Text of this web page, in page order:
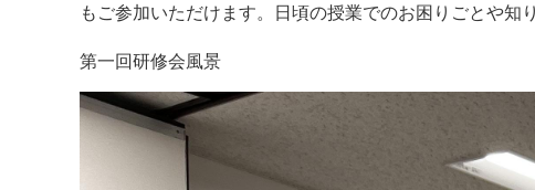
もご参加いただけます。日頃の授業でのお困りごとや知
第一回研修会風景